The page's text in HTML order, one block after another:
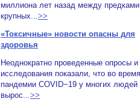
миллиона лет назад между предками
крупных...>>
«Токсичные» новости опасны для
здоровья
Неоднократно проведенные опросы и
исследования показали, что во время
пандемии COVID−19 у многих людей
вырос...>>